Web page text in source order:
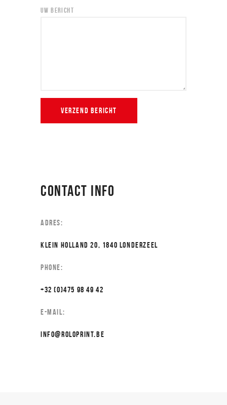
UW BERICHT
CONTACT INFO
ADRES:
KLEIN HOLLAND 20, 1840 LONDERZEEL
PHONE:
+32 (0)475 98 49 42
E-MAIL:
INFO@ROLOPRINT.BE